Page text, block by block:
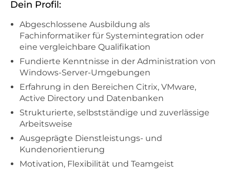
Dein Profil:
Abgeschlossene Ausbildung als
Fachinformatiker für Systemintegration oder
eine vergleichbare Qualifikation
Fundierte Kenntnisse in der Administration von
Windows-Server-Umgebungen
Erfahrung in den Bereichen Citrix, VMware,
Active Directory und Datenbanken
Strukturierte, selbstständige und zuverlässige
Arbeitsweise
Ausgeprägte Dienstleistungs- und
Kundenorientierung
Motivation, Flexibilität und Teamgeist